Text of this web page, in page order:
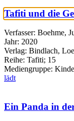
Tafiti und die
Verfasser: Boehme,
Jahr: 2020
Verlag: Bindlach,
Reihe: Tafiti; 15
Mediengruppe:
lädt
Ein Panda in